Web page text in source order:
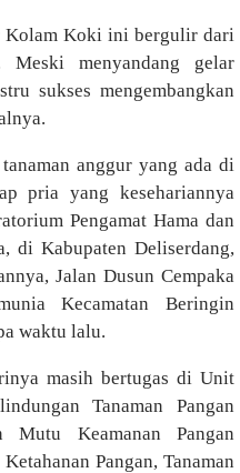
Kolam Koki ini bergulir dari
Meski menyandang gelar
sukses mengembangkan
anggur yang ada di
pria yang kesehariannya
Pengamat Hama dan
di Kabupaten Deliserdang,
Jalan Dusun Cempaka
Kecamatan Beringin
waktu lalu.
masih bertugas di Unit
Tanaman Pangan
Mutu Keamanan Pangan
Pangan, Tanaman